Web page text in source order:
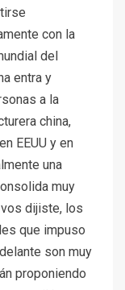
con la
del
entra y
a la
china,
EEUU y en
una
muy
dijiste, los
que impuso
son muy
proponiendo